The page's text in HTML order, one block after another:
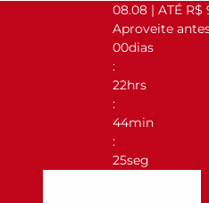
08.08 | ATÉ R$
Aproveite
00dias
:
22hrs
:
44min
:
25seg